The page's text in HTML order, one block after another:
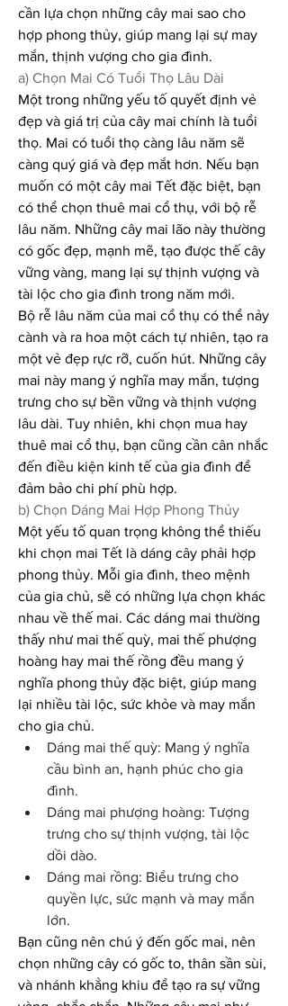
cần lựa chọn những cây mai sao cho
hợp phong thủy, giúp mang lại sự may
mắn, thịnh vượng cho gia đình.
a) Chọn Mai Có Tuổi Thọ Lâu Dài
Một trong những yếu tố quyết định vẻ
đẹp và giá trị của cây mai chính là tuổi
thọ. Mai có tuổi thọ càng lâu năm sẽ
càng quý giá và đẹp mắt hơn. Nếu bạn
muốn có một cây mai Tết đặc biệt, bạn
có thể chọn thuê mai cổ thụ, với bộ rễ
lâu năm. Những cây mai lão này thường
có gốc đẹp, mạnh mẽ, tạo được thế cây
vững vàng, mang lại sự thịnh vượng và
tài lộc cho gia đình trong năm mới.
Bộ rễ lâu năm của mai cổ thụ có thể nảy
cành và ra hoa một cách tự nhiên, tạo ra
một vẻ đẹp rực rỡ, cuốn hút. Những cây
mai này mang ý nghĩa may mắn, tượng
trưng cho sự bền vững và thịnh vượng
lâu dài. Tuy nhiên, khi chọn mua hay
thuê mai cổ thụ, bạn cũng cần cân nhắc
đến điều kiện kinh tế của gia đình để
đảm bảo chi phí phù hợp.
b) Chọn Dáng Mai Hợp Phong Thủy
Một yếu tố quan trọng không thể thiếu
khi chọn mai Tết là dáng cây phải hợp
phong thủy. Mỗi gia đình, theo mệnh
của gia chủ, sẽ có những lựa chọn khác
nhau về thế mai. Các dáng mai thường
thấy như mai thế quỳ, mai thế phượng
hoàng hay mai thế rồng đều mang ý
nghĩa phong thủy đặc biệt, giúp mang
lại nhiều tài lộc, sức khỏe và may mắn
cho gia chủ.
Dáng mai thế quỳ: Mang ý nghĩa
cầu bình an, hạnh phúc cho gia
đình.
Dáng mai phượng hoàng: Tượng
trưng cho sự thịnh vượng, tài lộc
dồi dào.
Dáng mai rồng: Biểu trưng cho
quyền lực, sức mạnh và may mắn
lớn.
Bạn cũng nên chú ý đến gốc mai, nên
chọn những cây có gốc to, thân sần sùi,
và nhánh khẳng khiu để tạo ra sự vững